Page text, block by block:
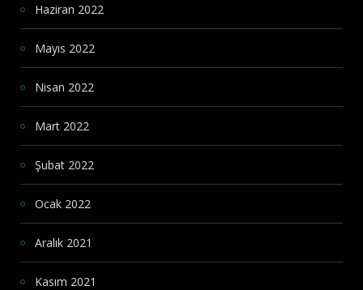
Haziran 2022
Mayıs 2022
Nisan 2022
Mart 2022
Şubat 2022
Ocak 2022
Aralık 2021
Kasım 2021